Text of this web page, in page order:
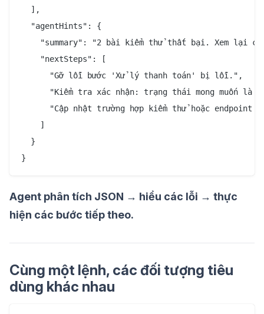
  ],
  "agentHints": {
"summary": "2 bài kiểm thử thất bại. Xem lại
    "nextSteps": [
      "Gỡ lỗi bước 'Xử lý thanh toán' bị lỗi.",
"Kiểm tra xác nhận: trạng thái mong muốn là
"Cập nhật trường hợp kiểm thử hoặc endpoint
    ]
  }
}
Agent phân tích JSON → hiểu các lỗi → thực
hiện các bước tiếp theo.
Cùng một lệnh, các đối tượng tiêu
dùng khác nhau